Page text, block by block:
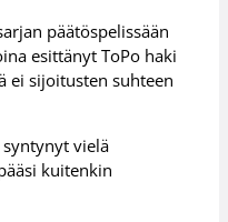
päätöspelissään
esittänyt ToPo haki
ei sijoitusten suhteen
syntynyt vielä
kuitenkin